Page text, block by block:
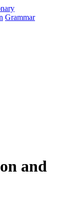
Grammar
and